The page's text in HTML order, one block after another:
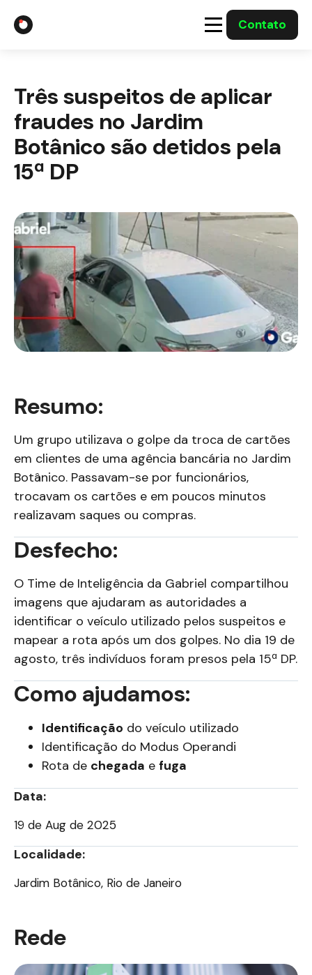
Contato
Soluções
Integrações com o Governo
Mídia
Três suspeitos de aplicar
fraudes no Jardim
Botânico são detidos pela
15ª DP
Resumo:
Um grupo utilizava o golpe da troca de cartões
em clientes de uma agência bancária no Jardim
Botânico. Passavam-se por funcionários,
trocavam os cartões e em poucos minutos
realizavam saques ou compras.
Desfecho:
O Time de Inteligência da Gabriel compartilhou
imagens que ajudaram as autoridades a
identificar o veículo utilizado pelos suspeitos e
mapear a rota após um dos golpes. No dia 19 de
agosto, três indivíduos foram presos pela 15ª DP.
Como ajudamos:
Identificação do veículo utilizado
Identificação do Modus Operandi
Rota de chegada e fuga
Data:
19 de Aug de 2025
Localidade:
Jardim Botânico, Rio de Janeiro
Rede